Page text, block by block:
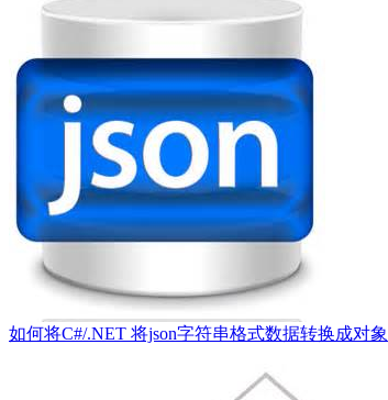
如何将C#/.NET 将json字符串格式数据转换成对象